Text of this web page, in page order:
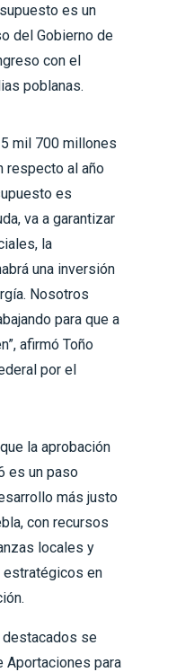
es un
del Gobierno de
con el
poblanas.
mil 700 millones
respecto al año
es
va a garantizar
la
una inversión
Nosotros
para que a
afirmó Toño
por el
la aprobación
es un paso
más justo
con recursos
locales y
en
se
Aportaciones para